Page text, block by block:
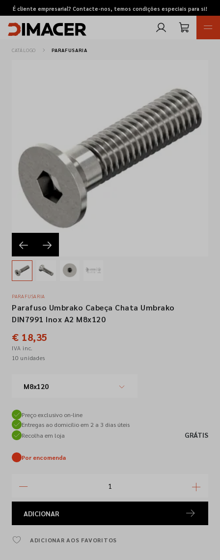
É cliente empresarial? Contacte-nos, temos condições especiais para si!
Pedidos de cotação
Marcas
Favoritos
Empresa
Contactos
Siga-nos nas redes sociais
CATÁLOGO PARAFUSARIA
PARAFUSARIA
Parafuso Umbrako Cabeça Chata Umbrako
DIN7991 Inox A2 M8x120
€ 18,35
IVA inc.
10 unidades
M8x120
Preço exclusivo on-line
Entregas ao domicílio em 2 a 3 dias úteis
Recolha em loja
GRÁTIS
Por encomenda
ADICIONAR
ADICIONAR AOS FAVORITOS